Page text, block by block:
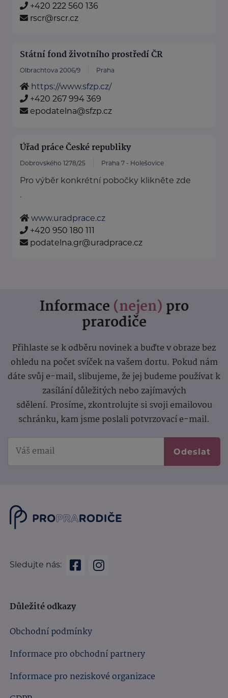
+420 222 560 136
rscr@rscr.cz
Státní fond životního prostředí ČR
Olbrachtova 2006/9 Praha
https://www.sfzp.cz/
+420 267 994 369
epodatelna@sfzp.cz
Úřad práce České republiky
Dobrovského 1278/25 Praha 7 - Holešovice
Pro výběr konkrétní pobočky klikněte zde
.
www.uradprace.cz
+420 950 180 111
podatelna.gr@uradprace.cz
Informace (nejen) pro
prarodiče
Přihlaste se k odběru novinek a buďte v obraze bez
ohledu na počet svíček na vašem dortu. Pokud nám
dáte svůj e-mail, slibujeme, že jej budeme používat k
zasílání důležitých nebo zajímavých
sdělení. Prosíme, zkontrolujte si svoji emailovou
schránku, kam jsme poslali potvrzovací e-mail.
Odeslat
Sledujte nás:
Důležité odkazy
Obchodní podmínky
Informace pro obchodní partnery
Informace pro neziskové organizace